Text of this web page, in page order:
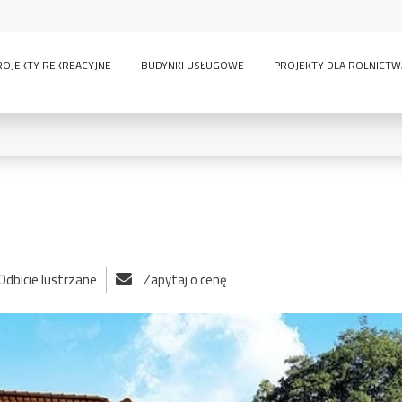
REKREACYJNE BUDYNKI USŁUGOWE PROJEKTY DLA
inwentarskie
sauna wielokondygnacyjny
GARAŻE:
bez garażu 1-
lustrzane Zapytaj o cenę